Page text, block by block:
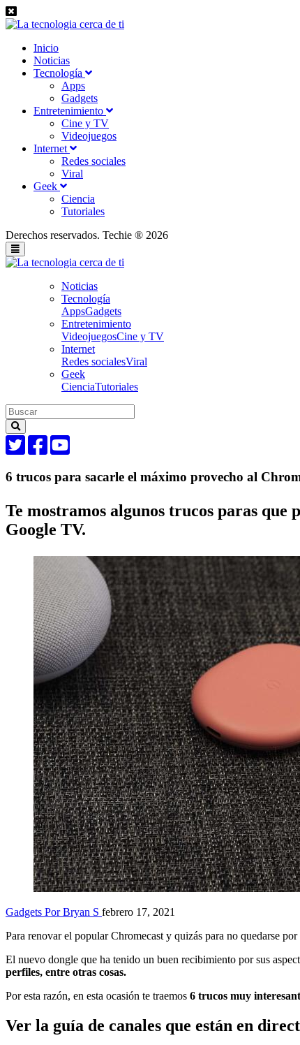
Inicio
Noticias
Tecnología
Apps
Gadgets
Entretenimiento
Cine y TV
Videojuegos
Internet
Redes sociales
Viral
Geek
Ciencia
Tutoriales
Derechos reservados. Techie ® 2026
Noticias
Tecnología
AppsGadgets
Entretenimiento
VideojuegosCine y TV
Internet
Redes socialesViral
Geek
CienciaTutoriales
6 trucos para sacarle el máximo provecho al
Te mostramos algunos trucos paras que
Google TV.
Gadgets Por Bryan S febrero 17, 2021
Para renovar el popular Chromecast y quizás para no quedarse
El nuevo dongle que ha tenido un buen recibimiento por sus
perfiles, entre otras cosas.
Por esta razón, en esta ocasión te traemos 6 trucos muy
Ver la guía de canales que están en